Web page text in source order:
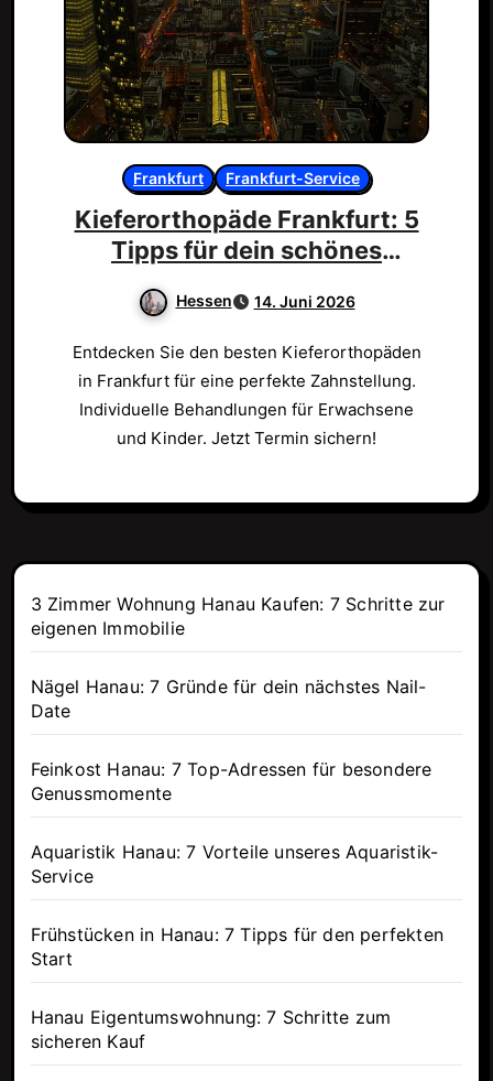
Frankfurt Frankfurt-Service
Kieferorthopäde Frankfurt: 5
Tipps für dein schönes
Hessen 14. Juni 2026
Entdecken Sie den besten Kieferorthopäden
in Frankfurt für eine perfekte Zahnstellung.
Individuelle Behandlungen für Erwachsene
und Kinder. Jetzt Termin sichern!
3 Zimmer Wohnung Hanau Kaufen: 7 Schritte zur
eigenen Immobilie
Nägel Hanau: 7 Gründe für dein nächstes Nail-
Date
Feinkost Hanau: 7 Top-Adressen für besondere
Genussmomente
Aquaristik Hanau: 7 Vorteile unseres Aquaristik-
Service
Frühstücken in Hanau: 7 Tipps für den perfekten
Start
Hanau Eigentumswohnung: 7 Schritte zum
sicheren Kauf